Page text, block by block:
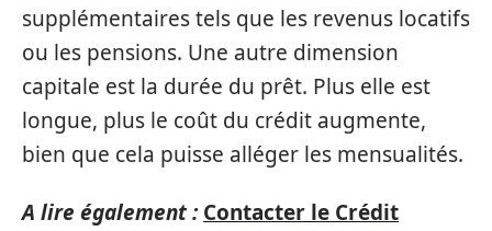
supplémentaires tels que les revenus locatifs
ou les pensions. Une autre dimension
capitale est la durée du prêt. Plus elle est
longue, plus le coût du crédit augmente,
bien que cela puisse alléger les mensualités.
A lire également : Contacter le Crédit